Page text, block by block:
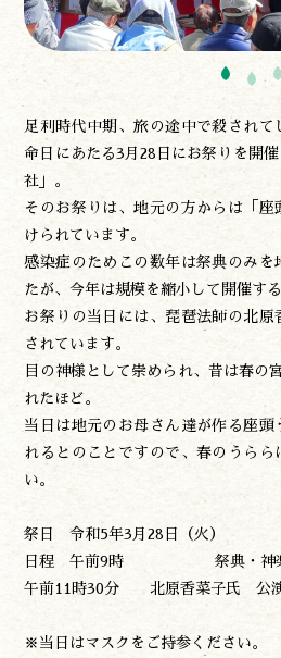
足利時代中期、旅の途中で殺されて
命日にあたる3月28日にお祭りを開
社」。
そのお祭りは、地元の方からは「
けられています。
感染症のためこの数年は祭典のみを
たが、今年は規模を縮小して開催す
お祭りの当日には、琵琶法師の北原
されています。
目の神様として崇められ、昔は春の
れたほど。
当日は地元のお母さん達が作る座頭
れるとのことですので、春のうらら
い。
祭日 令和5年3月28日（火）
日程 午前9時 祭典・神楽
午前11時30分 北原香菜子氏 公
※当日はマスクをご持参ください。
遊ぶ
食べる
泊まる
開花情報
アクセス
お問い合わせ
諸塚村観光協会につ
諸塚村観光協会
宮崎県東臼杵郡諸塚村家代3068し